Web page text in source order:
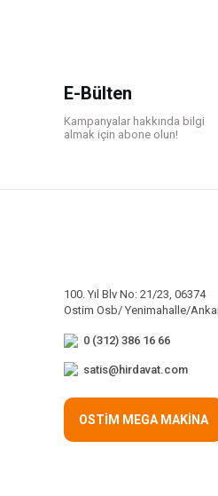
Bu ürüne benzer farklı
E-Bülten
Kampanyalar hakkında bilgi
almak için abone olun!
100. Yıl Blv No: 21/23, 06374
Ostim Osb/ Yenimahalle/
0 (312) 386 16 66
satis@hirdavat.com
OSTİM MEGA MAKİNA